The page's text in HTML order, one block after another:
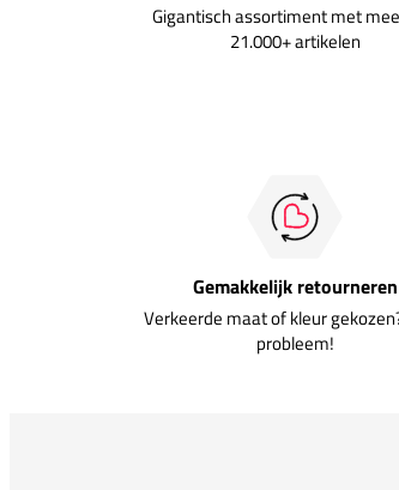
Gigantisch assortiment met
21.000+ artikelen
Gemakkelijk retourneren
Verkeerde maat of kleur
probleem!